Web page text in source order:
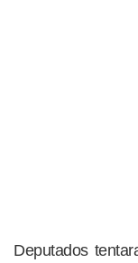
Deputados